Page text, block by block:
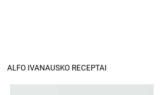
ALFO IVANAUSKO RECEPTAI